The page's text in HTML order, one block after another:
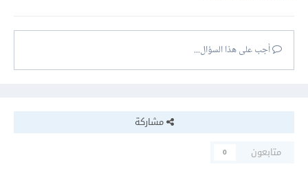
أجب على هذا السؤال...
مشاركة
متابعون
0